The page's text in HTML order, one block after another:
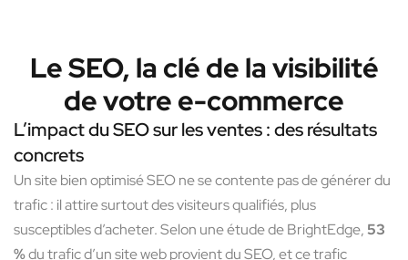
Le SEO, la clé de la visibilité
de votre e-commerce
L’impact du SEO sur les ventes : des résultats
concrets
Un site bien optimisé SEO ne se contente pas de générer du
trafic : il attire surtout des visiteurs qualifiés, plus
susceptibles d’acheter. Selon une étude de BrightEdge,53
%du trafic d’un site web provient du SEO, et ce trafic